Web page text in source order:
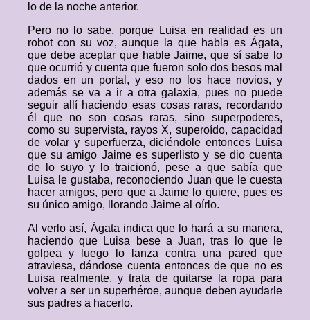
lo de la noche anterior.
Pero no lo sabe, porque Luisa en realidad es un
robot con su voz, aunque la que habla es Ágata,
que debe aceptar que hable Jaime, que sí sabe lo
que ocurrió y cuenta que fueron solo dos besos mal
dados en un portal, y eso no los hace novios, y
además se va a ir a otra galaxia, pues no puede
seguir allí haciendo esas cosas raras, recordando
él que no son cosas raras, sino superpoderes,
como su supervista, rayos X, superoído, capacidad
de volar y superfuerza, diciéndole entonces Luisa
que su amigo Jaime es superlisto y se dio cuenta
de lo suyo y lo traicionó, pese a que sabía que
Luisa le gustaba, reconociendo Juan que le cuesta
hacer amigos, pero que a Jaime lo quiere, pues es
su único amigo, llorando Jaime al oírlo.
Al verlo así, Ágata indica que lo hará a su manera,
haciendo que Luisa bese a Juan, tras lo que le
golpea y luego lo lanza contra una pared que
atraviesa, dándose cuenta entonces de que no es
Luisa realmente, y trata de quitarse la ropa para
volver a ser un superhéroe, aunque deben ayudarle
sus padres a hacerlo.